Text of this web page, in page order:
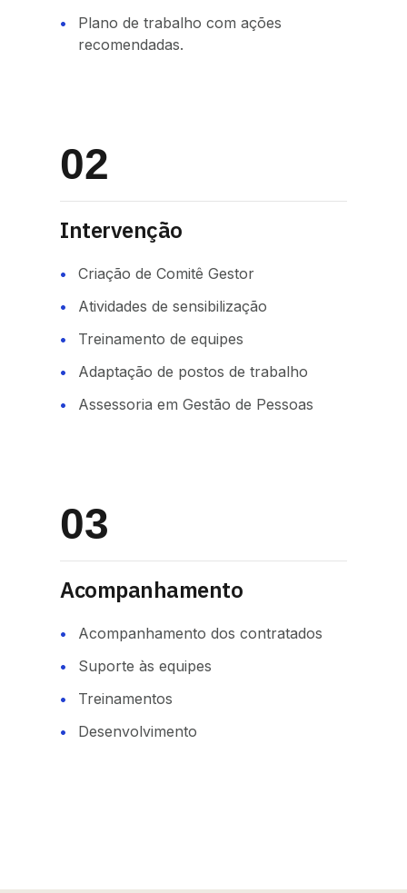
Plano de trabalho com ações
recomendadas.
02
Intervenção
Criação de Comitê Gestor
Atividades de sensibilização
Treinamento de equipes
Adaptação de postos de trabalho
Assessoria em Gestão de Pessoas
03
Acompanhamento
Acompanhamento dos contratados
Suporte às equipes
Treinamentos
Desenvolvimento